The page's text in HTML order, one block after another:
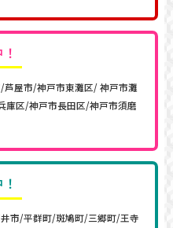
屋市/神戸市東灘区/ 神戸市灘
庫区/神戸市長田区/神戸市須磨
市/平群町/斑鳩町/三郷町/王寺